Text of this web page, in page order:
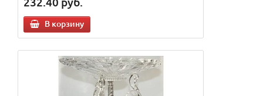
В корзину